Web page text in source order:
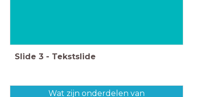
Slide 3 - Tekstslide
Wat zijn onderdelen van